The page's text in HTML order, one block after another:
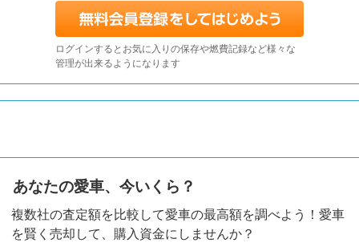
ログインするとお気に入りの保存や燃費記録など様々な
管理が出来るようになります
あなたの愛車、今いくら？
複数社の査定額を比較して愛車の最高額を調べよう！愛車
を賢く売却して、購入資金にしませんか？